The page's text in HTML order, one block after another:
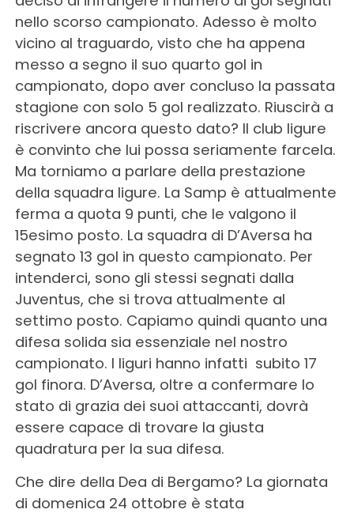
nello scorso campionato. Adesso è molto
vicino al traguardo, visto che ha appena
messo a segno il suo quarto gol in
campionato, dopo aver concluso la passata
stagione con solo 5 gol realizzato. Riuscirà a
riscrivere ancora questo dato? Il club ligure
è convinto che lui possa seriamente farcela.
Ma torniamo a parlare della prestazione
della squadra ligure. La Samp è attualmente
ferma a quota 9 punti, che le valgono il
15esimo posto. La squadra di D’Aversa ha
segnato 13 gol in questo campionato. Per
intenderci, sono gli stessi segnati dalla
Juventus, che si trova attualmente al
settimo posto. Capiamo quindi quanto una
difesa solida sia essenziale nel nostro
campionato. I liguri hanno infatti subito 17
gol finora. D’Aversa, oltre a confermare lo
stato di grazia dei suoi attaccanti, dovrà
essere capace di trovare la giusta
quadratura per la sua difesa.
Che dire della Dea di Bergamo? La giornata
di domenica 24 ottobre è stata